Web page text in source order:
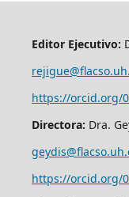
Editor Ejecutivo:
https://orcid.org/
Directora: Dra.
https://orcid.org/